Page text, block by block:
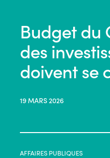
Budget du
des
doivent se
19 MARS 2026
AFFAIRES PUBLIQUES